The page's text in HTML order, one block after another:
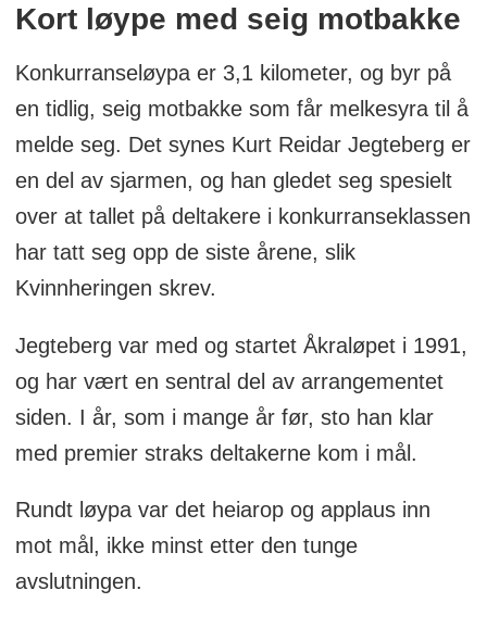
Kort løype med seig motbakke
Konkurranseløypa er 3,1 kilometer, og byr på
en tidlig, seig motbakke som får melkesyra til å
melde seg. Det synes Kurt Reidar Jegteberg er
en del av sjarmen, og han gledet seg spesielt
over at tallet på deltakere i konkurranseklassen
har tatt seg opp de siste årene, slik
Kvinnheringen skrev.
Jegteberg var med og startet Åkraløpet i 1991,
og har vært en sentral del av arrangementet
siden. I år, som i mange år før, sto han klar
med premier straks deltakerne kom i mål.
Rundt løypa var det heiarop og applaus inn
mot mål, ikke minst etter den tunge
avslutningen.